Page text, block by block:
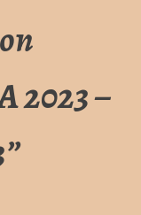
2023 –
”